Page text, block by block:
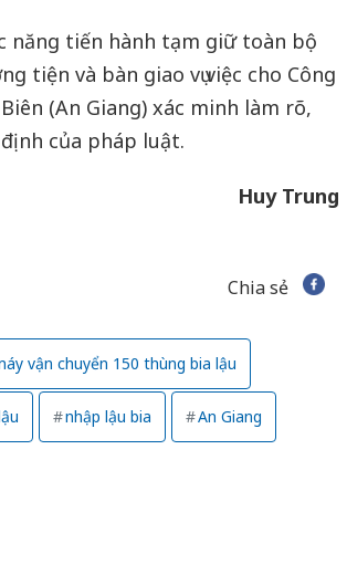
năng tiến hành tạm giữ toàn bộ
tiện và bàn giao vụ việc cho Công
(An Giang) xác minh làm rõ,
của pháp luật.
Huy Trung
Chia sẻ
vận chuyển 150 thùng bia lậu
nhập lậu bia An Giang